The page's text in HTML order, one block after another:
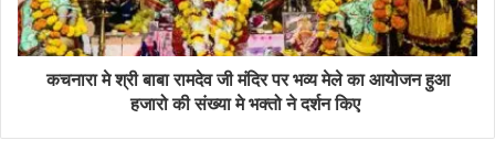
कचनारा मे श्री बाबा रामदेव जी मंदिर पर भव्य मेले का आयोजन हुआ
हजारो की संख्या मे भक्तो ने दर्शन किए